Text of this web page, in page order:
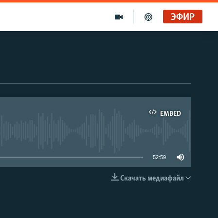
ЭФИР
EMBED
EMBED
52:59
Скачать медиафайл